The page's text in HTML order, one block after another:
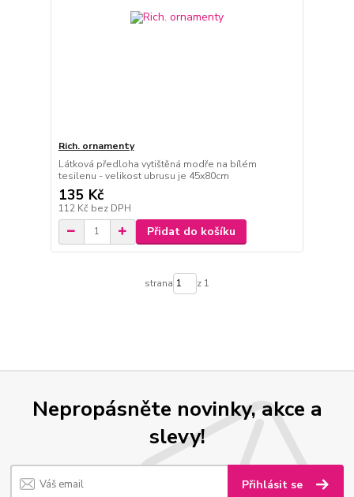
Rich. ornamenty
Látková předloha vytištěná modře na bílém
tesilenu - velikost ubrusu je 45x80cm
135 Kč
112 Kč bez DPH
Přidat do košíku
strana z 1
Nepropásněte novinky, akce a
slevy!
Přihlásit se